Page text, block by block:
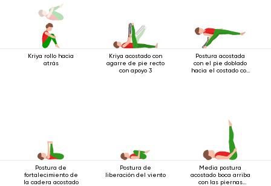
Kriya rollo hacia
atrás
Kriya acostado con
agarre de pie recto
con apoyo 3
Postura acostada
con el pie doblado
hacia el costado con
Postura de
fortalecimiento de
la cadera acostado
Postura de
liberación del viento
Media postura
acostado boca arriba
con las piernas